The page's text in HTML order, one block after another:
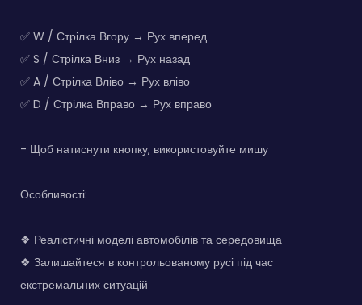
✅ W / Стрілка Вгору → Рух вперед
✅ S / Стрілка Вниз → Рух назад
✅ A / Стрілка Вліво → Рух вліво
✅ D / Стрілка Вправо → Рух вправо
- Щоб натиснути кнопку, використовуйте мишу
Особливості:
❖ Реалістичні моделі автомобілів та середовища
❖ Залишайтеся в контрольованому русі під час
екстремальних ситуацій